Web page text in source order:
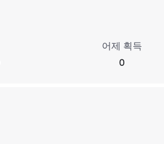
어제 획득
0